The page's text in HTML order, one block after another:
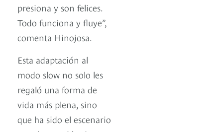
presiona y son felices.
Todo funciona y fluye”,
comenta Hinojosa.
Esta adaptación al
modo slow no solo les
regaló una forma de
vida más plena, sino
que ha sido el escenario